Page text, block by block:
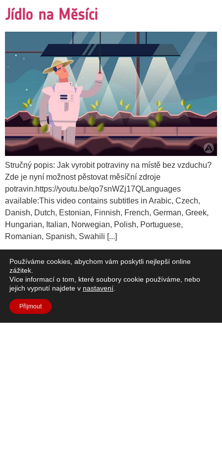
Jídlo na Měsíci
Stručný popis: Jak vyrobit potraviny na místě bez vzduchu?
Zde je nyní možnost pěstovat měsíční zdroje
potravin.https://youtu.be/qo7snWZj17QLanguages
available:This video contains subtitles in Arabic, Czech,
Danish, Dutch, Estonian, Finnish, French, German, Greek,
Hungarian, Italian, Norwegian, Polish, Portuguese,
Romanian, Spanish, Swahili [...]
Vzduch na Měsíci
Používáme cookies, abychom vám poskytli nejlepší online
zážitek.
Více informací o tom, které soubory cookie používáme, nebo
jejich vypnutí najdete v nastavení
Přijmout